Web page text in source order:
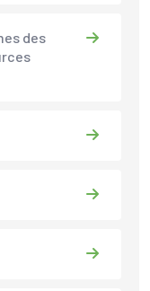
des